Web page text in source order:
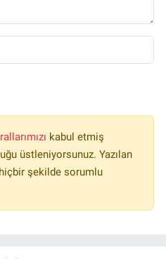
kabul etmiş
üstleniyorsunuz. Yazılan
şekilde sorumlu